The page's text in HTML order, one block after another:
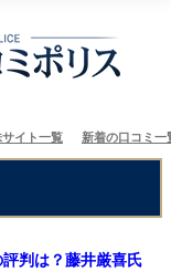
イト一覧 新着の口コミ一
判は？藤井厳喜氏